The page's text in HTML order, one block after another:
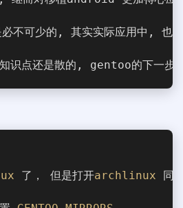
不可少的, 其实实际应用中,
识点还是散的, gentoo的下一
了， 但是打开archlinux 同